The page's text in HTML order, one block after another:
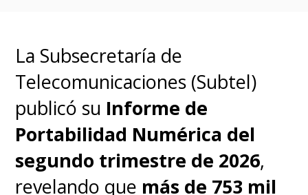
La Subsecretaría de
Telecomunicaciones (Subtel)
publicó su Informe de
Portabilidad Numérica del
segundo trimestre de 2026,
revelando que más de 753 mil